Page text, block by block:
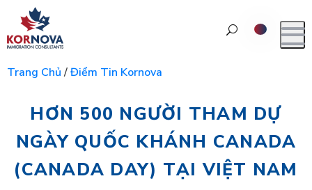
Trang Chủ/Điểm Tin Kornova
HƠN 500 NGƯỜI THAM DỰ
NGÀY QUỐC KHÁNH CANADA
(CANADA DAY) TẠI VIỆT NAM